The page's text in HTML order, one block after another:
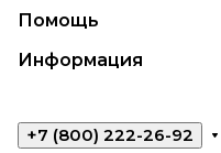
Помощь
Информация
+7 (800) 222-26-92